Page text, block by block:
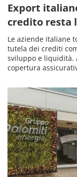
Export
credito resta
Le aziende italiane
tutela dei crediti
sviluppo e liquidità.
copertura